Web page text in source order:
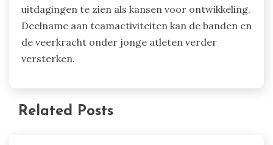
uitdagingen te zien als kansen voor ontwikkeling.
Deelname aan teamactiviteiten kan de banden en
de veerkracht onder jonge atleten verder
versterken.
Related Posts